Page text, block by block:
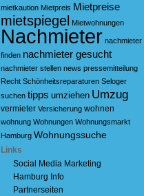
mietkaution Mietpreis Mietpreise
mietspiegel Mietwohnungen
Nachmieter nachmieter
finden nachmieter gesucht
nachmieter stellen news pressemitteilung
Recht Schönheitsreparaturen Seloger
suchen tipps umziehen Umzug
vermieter Versicherung wohnen
wohnung Wohnungen Wohnungsmarkt
Hamburg Wohnungssuche
Links
Social Media Marketing
Hamburg Info
Partnerseiten